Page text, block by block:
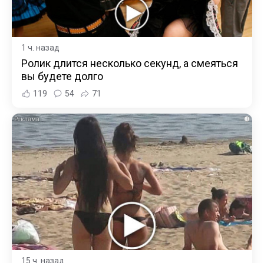
1 ч. назад
Ролик длится несколько секунд, а смеяться
вы будете долго
119 54 71
i
15 ч. назад